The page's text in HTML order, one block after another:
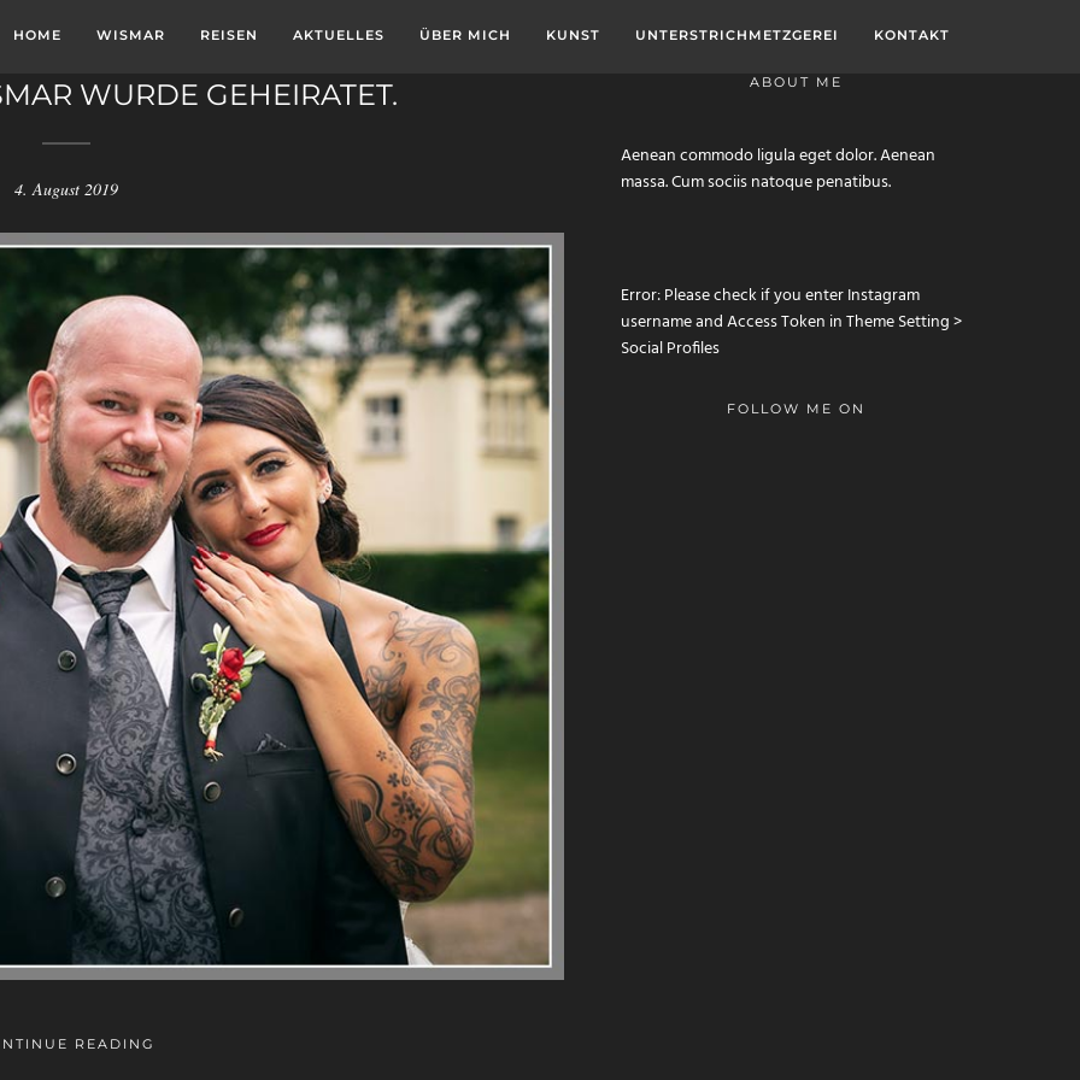
HOME WISMAR REISEN AKTUELLES ÜBER MICH KUNST UNTERSTRICHMETZGEREI KONTAKT
WURDE GEHEIRATET.
4. August 2019
READING
ABOUT ME
Aenean commodo ligula eget dolor. Aenean
massa. Cum sociis natoque penatibus.
Error: Please check if you enter Instagram
username and Access Token in Theme Setting >
Social Profiles
FOLLOW ME ON